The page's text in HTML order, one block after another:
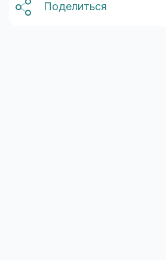
Поделиться